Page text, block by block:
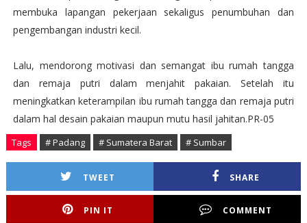
membuka lapangan pekerjaan sekaligus penumbuhan dan
pengembangan industri kecil.
Lalu, mendorong motivasi dan semangat ibu rumah tangga
dan remaja putri dalam menjahit pakaian. Setelah itu
meningkatkan keterampilan ibu rumah tangga dan remaja putri
dalam hal desain pakaian maupun mutu hasil jahitan.PR-05
Tags # Padang # Sumatera Barat # Sumbar
TWEET SHARE
PIN IT COMMENT